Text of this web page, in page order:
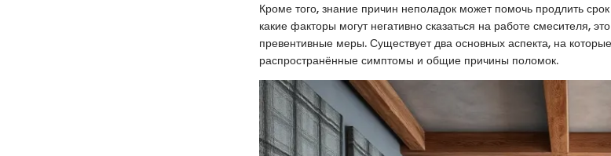
Кроме того, знание причин неполадок может помочь продлить
какие факторы могут негативно сказаться на работе смесителя,
превентивные меры. Существует два основных аспекта, на
распространённые симптомы и общие причины поломок.